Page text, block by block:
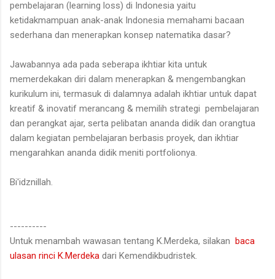
pembelajaran (learning loss) di Indonesia yaitu
ketidakmampuan anak-anak Indonesia memahami bacaan
sederhana dan menerapkan konsep natematika dasar?
Jawabannya ada pada seberapa ikhtiar kita untuk
memerdekakan diri dalam menerapkan & mengembangkan
kurikulum ini, termasuk di dalamnya adalah ikhtiar untuk dapat
kreatif & inovatif merancang & memilih strategi pembelajaran
dan perangkat ajar, serta pelibatan ananda didik dan orangtua
dalam kegiatan pembelajaran berbasis proyek, dan ikhtiar
mengarahkan ananda didik meniti portfolionya.
Bi'idznillah.
----------
Untuk menambah wawasan tentang K.Merdeka, silakan baca
ulasan rinci K.Merdeka dari Kemendikbudristek.